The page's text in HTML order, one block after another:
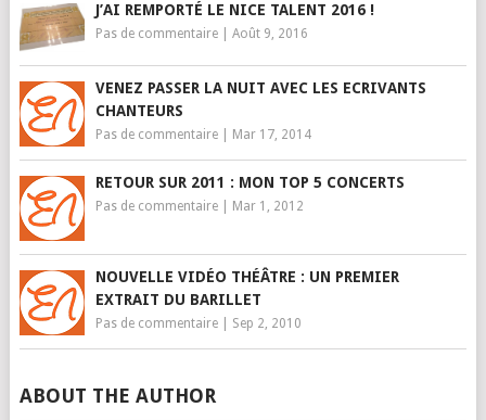
J’AI REMPORTÉ LE NICE TALENT 2016 !
Pas de commentaire| Août 9, 2016
VENEZ PASSER LA NUIT AVEC LES ECRIVANTS
CHANTEURS
Pas de commentaire| Mar 17, 2014
RETOUR SUR 2011 : MON TOP 5 CONCERTS
Pas de commentaire| Mar 1, 2012
NOUVELLE VIDÉO THÉÂTRE : UN PREMIER
EXTRAIT DU BARILLET
Pas de commentaire| Sep 2, 2010
ABOUT THE AUTHOR